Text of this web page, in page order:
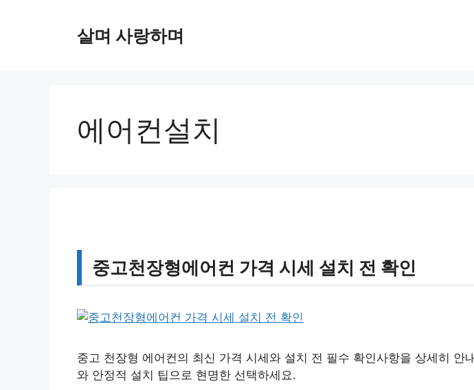
살며 사랑하며
에어컨설치
중고천장형에어컨 가격 시세 설치 전 확인
중고 천장형 에어컨의 최신 가격 시세와 설치 전 필수 확인사항을 상세히 안
와 안정적 설치 팁으로 현명한 선택하세요.